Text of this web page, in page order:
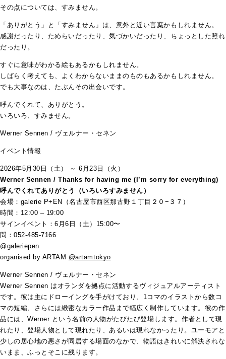
その点については、すみません。
「ありがとう」と「すみません」は、意外と近い言葉かもしれません。
感謝だったり、ためらいだったり、気づかいだったり、ちょっとした照れ
だったり。
すぐに意味がわかる絵もあるかもしれません。
しばらく考えても、よくわからないままのものもあるかもしれません。
でも大事なのは、たぶんその出会いです。
呼んでくれて、ありがとう。
いろいろ、すみません。
Werner Sennen / ヴェルナー・セネン
イベント情報
2026年5月30日（土） ～ 6月23日（火）
Werner Sennen / Thanks for having me (I’m sorry for everything)
呼んでくれてありがとう（いろいろすみません）
会場：galerie P+EN（名古屋市西区那古野１丁目２０−３７）
時間：12:00 – 19:00
サインイベント：6月6日（土）15:00〜
問：052-485-7166
@galeriepen
organised by ARTAM @artamtokyo
Werner Sennen / ヴェルナー・セネン
Werner Sennen はオランダを拠点に活動するヴィジュアルアーティスト
です。彼は主にドローイングを手がけており、1コマのイラストから数コ
マの短編、さらには緻密なカラー作品まで幅広く制作しています。彼の作
品には、Werner という名前の人物がたびたび登場します。作者として現
れたり、登場人物として現れたり、あるいは現れなかったり。ユーモアと
少しの居心地の悪さが同居する場面のなかで、物語はきれいに解決されな
いまま、ふっとそこに残ります。